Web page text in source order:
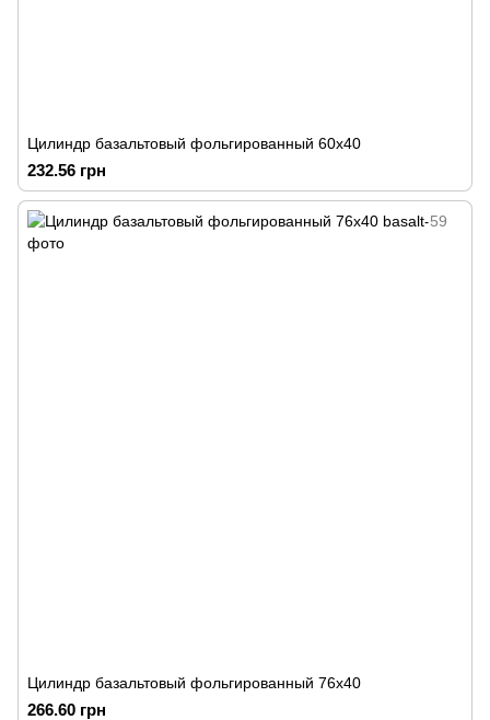
Цилиндр базальтовый фольгированный 60х40
232.56 грн
Цилиндр базальтовый фольгированный 76х40
266.60 грн